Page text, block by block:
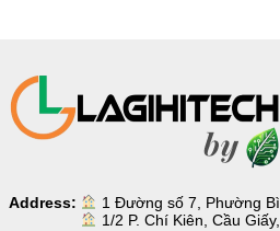
Address:
1 Đường số 7, Phường
1/2 P. Chí Kiên, Cầu